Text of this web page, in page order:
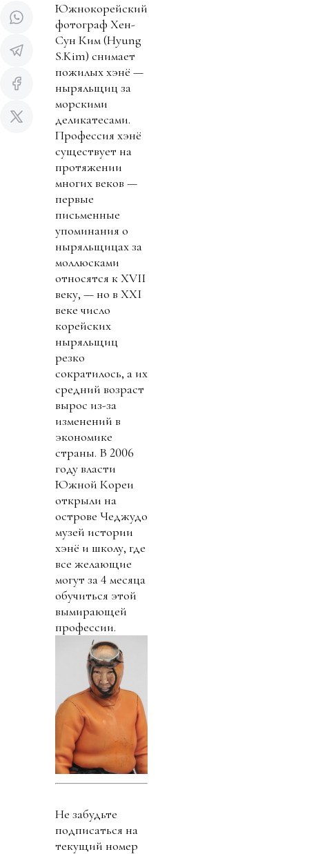
Южнокорейский
фотограф Хен-
Сун Ким (Hyung
S.Kim) снимает
пожилых хэнё —
ныряльщиц за
морскими
деликатесами.
Профессия хэнё
существует на
протяжении
многих веков —
первые
письменные
упоминания о
ныряльщицах за
моллюсками
относятся к XVII
веку, — но в XXI
веке число
корейских
ныряльщиц
резко
сократилось, а их
средний возраст
вырос из-за
изменений в
экономике
страны. В 2006
году власти
Южной Кореи
открыли на
острове Чеджудо
музей истории
хэнё и школу, где
все желающие
могут за 4 месяца
обучиться этой
вымирающей
профессии.
Не забудьте
подписаться на
текущий номер